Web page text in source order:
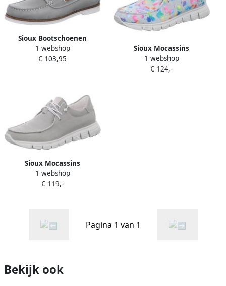
Sioux Bootschoenen
1 webshop
€ 103,95
Sioux Mocassins
1 webshop
€ 124,-
Sioux Mocassins
1 webshop
€ 119,-
Pagina 1 van 1
Bekijk ook